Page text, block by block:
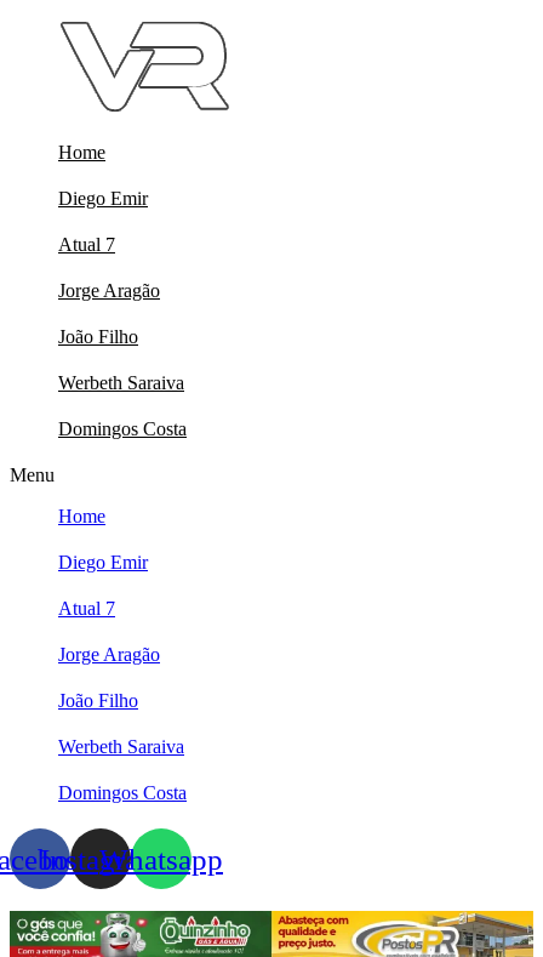
Home
Diego Emir
Atual 7
Jorge Aragão
João Filho
Werbeth Saraiva
Domingos Costa
Menu
Home
Diego Emir
Atual 7
Jorge Aragão
João Filho
Werbeth Saraiva
Domingos Costa
InstagramWhatsapp